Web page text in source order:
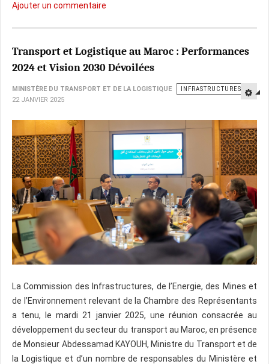
Ajouter un commentaire
Transport et Logistique au Maroc : Performances
2024 et Vision 2030 Dévoilées
MINISTÈRE DU TRANSPORT ET DE LA LOGISTIQUE
INFRASTRUCTURES
22 JANVIER 2025
​La Commission des Infrastructures, de l’Energie, des Mines et
de l’Environnement relevant de la Chambre des Représentants
a tenu, le mardi 21 janvier 2025, une réunion consacrée au
développement du secteur du transport au Maroc, en présence
de Monsieur Abdessamad KAYOUH, Ministre du Transport et de
la Logistique et d’un nombre de responsables du Ministère et